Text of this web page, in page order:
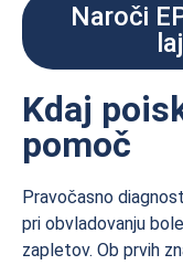
Naroči
Kdaj
pomoč
Pravočasno
pri obvladovanju
zapletov. Ob prvih